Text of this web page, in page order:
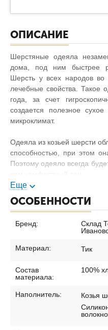
ОПИСАНИЕ
Шерстяные одеяла
дома, под ним быстрее
Шерсть у всех народов во
лечебные свойства. Такое
года, за счет
создается полезное
микроклимат.
Одеяла из козьей шерсти
способностью, при этом
Поэтому одеяло всегда
Еще
ОСОБЕННОСТИ
Бренд:
Склад
Материал: Тик
Состав
материала:
100%
Наполнитель:
Козья
волокно